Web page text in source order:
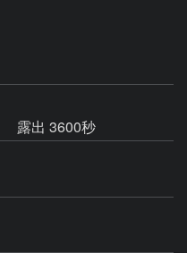
露出 3600秒